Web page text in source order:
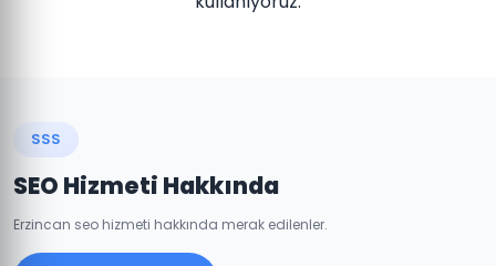
SSS
SEO Hizmeti Hakkında
Erzincan seo hizmeti hakkında merak edilenler.